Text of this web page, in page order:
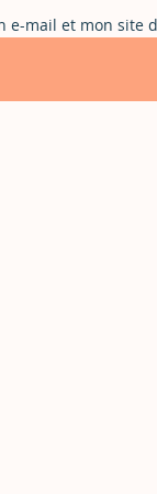
e-mail et mon